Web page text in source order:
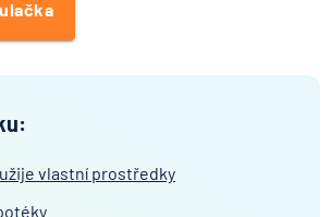
vlastní prostředky